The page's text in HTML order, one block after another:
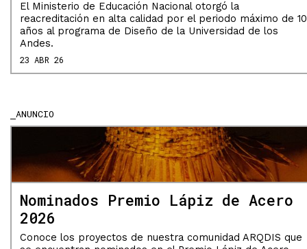
El Ministerio de Educación Nacional otorgó la
reacreditación en alta calidad por el periodo máximo de 10
años al programa de Diseño de la Universidad de los
Andes.
23 ABR 26
ANUNCIO
Nominados Premio Lápiz de Acero
2026
Conoce los proyectos de nuestra comunidad ARQDIS que